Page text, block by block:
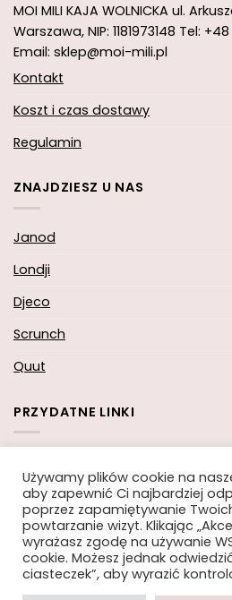
MOI MILI KAJA WOLNICKA ul.
Warszawa, NIP: 1181973148 Tel: +48
Email: sklep@moi-mili.pl
Kontakt
Koszt i czas dostawy
Regulamin
ZNAJDZIESZ U NAS
Janod
Londji
Djeco
Scrunch
Quut
PRZYDATNE LINKI
Moje konto
Zamówienie
Używamy plików cookie na
aby zapewnić Ci najbardziej
poprzez zapamiętywanie
powtarzanie wizyt. Klikając
wyrażasz zgodę na używanie
cookie. Możesz jednak
ciasteczek”, aby wyrazić